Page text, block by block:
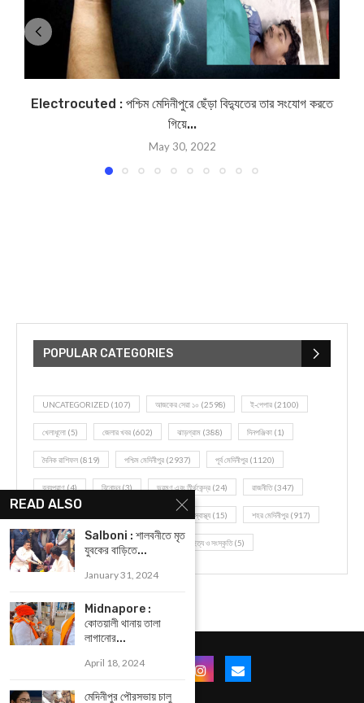
Electrocuted : পশ্চিম মেদিনীপুরে ছেঁড়া বিদ্যুতের তার সংযোগ করতে
গিয়ে...
May 30, 2022
POPULAR CATEGORIES
UNCATEGORIZED (107) আজকের সেরা ১০ (2598) ই-পেপার (2100)
খেলাধূলো (5) জেলার খবর (602) ঝাড়গ্রাম (388) দিনপঞ্জিকা (1)
দৈনিক রাশিফল (819) পশ্চিম মেদিনীপুর (2937) পূর্ব মেদিনীপুর (1120)
বন্যপ্রাণ(4) বিনোদন(3) ভ্রমণ এবং তীর্থকেন্দ্র (24) রাজনীতি(347)
শরীর স্বাস্থ্য (15) শহর মেদিনীপুর (917)
শিক্ষা ব্যবস্থা সম্পাদকীয় সাহিত্য ও সংস্কৃতি(5)
READ ALSO
Salboni : শালবনীতে মৃত
যুবকের বাড়িতে...
January 31, 2024
Midnapore :
কোতয়ালী থানায় তালা
লাগানোর...
April 18, 2024
মেদিনীপুর পৌরসভায় চালু